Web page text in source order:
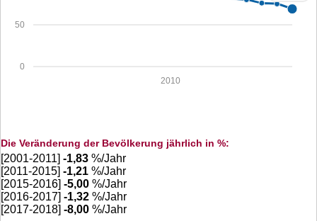
0
50
2010
Die Veränderung der Bevölkerung jährlich in %:
[2001-2011] -1,83 %/Jahr
[2011-2015] -1,21 %/Jahr
[2015-2016] -5,00 %/Jahr
[2016-2017] -1,32 %/Jahr
[2017-2018] -8,00 %/Jahr